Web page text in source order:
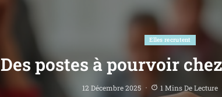
Elles recrutent
Des postes à pourvoir
12 Décembre 2025 1 Mins De Lecture